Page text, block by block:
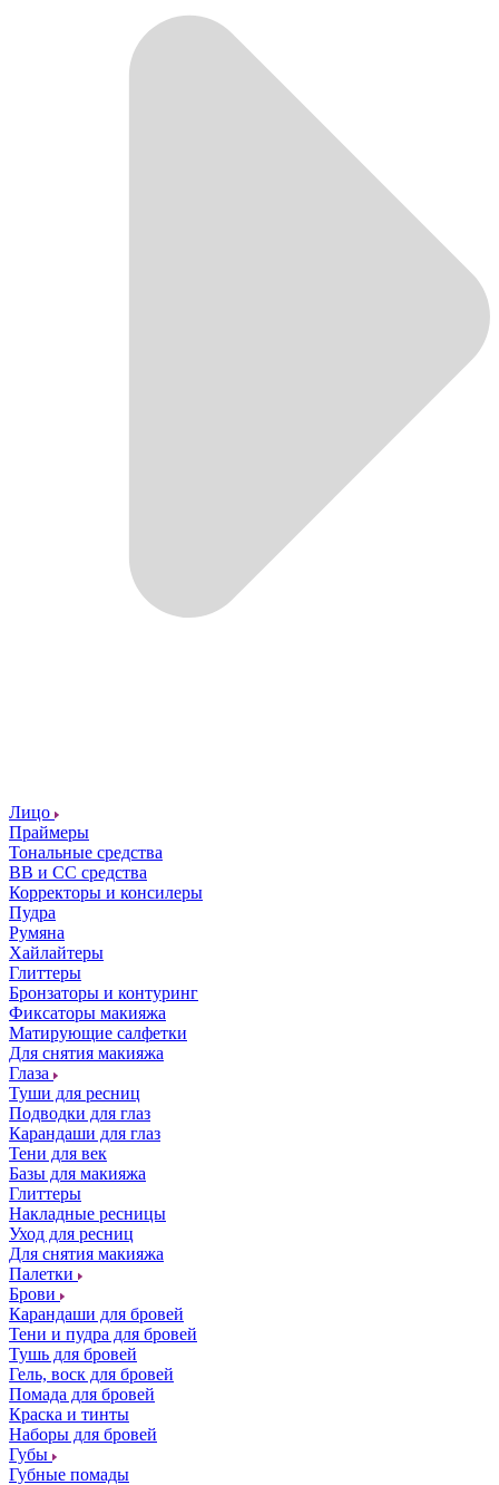
Лицо
Праймеры
Тональные средства
ВВ и СС средства
Корректоры и консилеры
Пудра
Румяна
Хайлайтеры
Глиттеры
Бронзаторы и контуринг
Фиксаторы макияжа
Матирующие салфетки
Для снятия макияжа
Глаза
Туши для ресниц
Подводки для глаз
Карандаши для глаз
Тени для век
Базы для макияжа
Глиттеры
Накладные ресницы
Уход для ресниц
Для снятия макияжа
Палетки
Брови
Карандаши для бровей
Тени и пудра для бровей
Тушь для бровей
Гель, воск для бровей
Помада для бровей
Краска и тинты
Наборы для бровей
Губы
Губные помады